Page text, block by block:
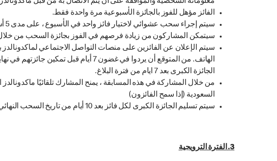
معلوماته الشخصية والموافقة على أن يتم الاتصال به من قبل
الفائز مؤهل للفوز بالجائزة الأسبوعية مرة واحدة فقط.
سيتم إجراء سحب عشوائي لاختيار فائز واحد في الأسبوع ، على مدى 5 أسابيع. سيحصل إجمالي (5) فائزين على فرصة لربح (15 وجبة قيمة مجانًا)
سيتمكن المشاركون من زيادة فرصهم في الفوز بجائزة السحب من
سيتم الإعلان عن الفائزين على منصات التواصل الاجتماعي
الهاتف. من المتوقع أن يردوا في غضون 7
الجائزة الكبرى بعد 7 ايام من فترة البلاغ.
من خلال المشاركة في هذه المسابقة ، يمنح المشارك تلقائيًا
السعودية (إذا سمح الفائزون)
سيتم تسليم الجائزة الكبرى لكل فائز بعد 10 أيام من تاريخ السحب النهائي ابريل 10 ,2021.
3. الفترة الترويجية